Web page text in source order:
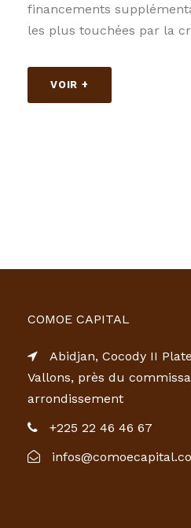
financements
les plus touchées par la
VOIR +
COMOE CAPITAL
Abidjan, Cocody II
Vallons, près du
arrondissement
+225 22 46 46 67